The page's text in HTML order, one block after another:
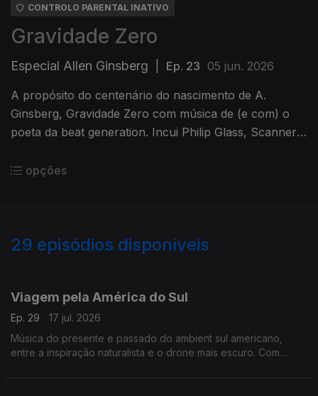
CONTROLO PARENTAL INATIVO
Gravidade Zero
Especial Allen Ginsberg Ep. 23 05 jun. 2026
A propósito do centenário do nascimento de A.
Ginsberg, Gravidade Zero com música de (e com) o
poeta da beat generation. Incui Philip Glass, Scanner,
Yo La Tengo, System 7
opções
29 episódios disponíveis
Viagem pela América do Sul
Ep. 29
17 jul. 2026
Música do presente e passado do ambient sul americano,
entre a inspiração naturalista e o drone mais escuro. Com